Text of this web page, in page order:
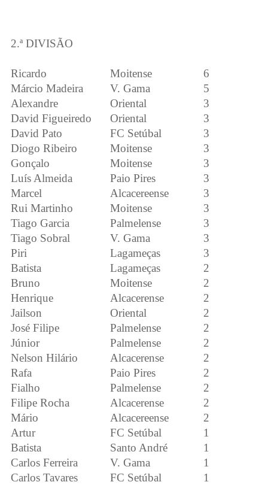
2.ª DIVISÃO
Ricardo Moitense
6
Márcio Madeira
V. Gama
5
Alexandre
Oriental
3
David Figueiredo
Oriental
3
David Pato
FC Setúbal
3
Diogo Ribeiro
Moitense
3
Gonçalo
Moitense
3
Luís Almeida
Paio Pires
3
Marcel
Alcacereense
3
Rui Martinho
Moitense
3
Tiago Garcia
Palmelense
3
Tiago Sobral
V. Gama
3
Piri
Lagameças
3
Batista
Lagameças
2
Bruno
Moitense
2
Henrique
Alcacerense
2
Jailson
Oriental
2
José Filipe
Palmelense
2
Júnior
Palmelense
2
Nelson Hilário
Alcacerense
2
Rafa
Paio Pires
2
Fialho
Palmelense
2
Filipe Rocha
Alcacerense
2
Mário
Alcacereense
2
Artur
FC Setúbal
1
Batista
Santo André
1
Carlos Ferreira
V. Gama
1
Carlos Tavares
FC Setúbal
1